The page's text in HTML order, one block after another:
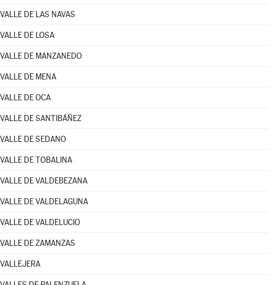
VALLE DE LAS NAVAS
VALLE DE LOSA
VALLE DE MANZANEDO
VALLE DE MENA
VALLE DE OCA
VALLE DE SANTIBÁÑEZ
VALLE DE SEDANO
VALLE DE TOBALINA
VALLE DE VALDEBEZANA
VALLE DE VALDELAGUNA
VALLE DE VALDELUCIO
VALLE DE ZAMANZAS
VALLEJERA